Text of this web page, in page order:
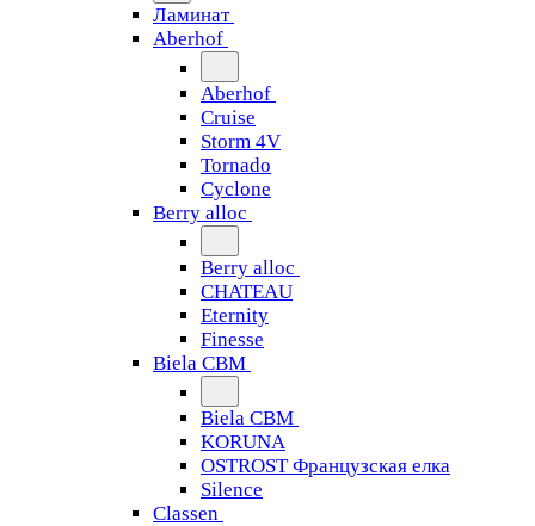
Ламинат
Aberhof
Aberhof
Cruise
Storm 4V
Tornado
Сyclone
Berry alloc
Berry alloc
CHATEAU
Eternity
Finesse
Biela CBM
Biela CBM
KORUNA
OSTROST Французская елка
Silence
Classen